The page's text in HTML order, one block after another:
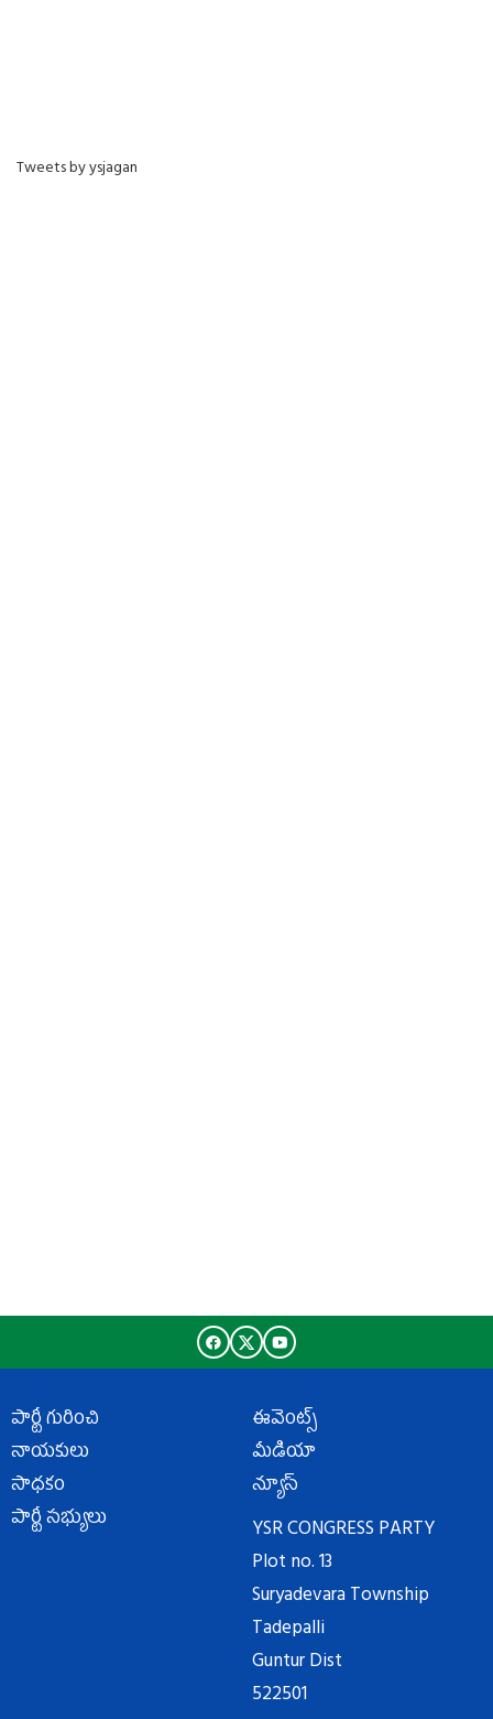
Tweets by ysjagan
పార్టీ గురించి
నాయకులు
సాధకం
పార్టీ సభ్యులు
ఈవెంట్స్
మీడియా
న్యూస్
YSR CONGRESS PARTY
Plot no. 13
Suryadevara Township
Tadepalli
Guntur Dist
522501